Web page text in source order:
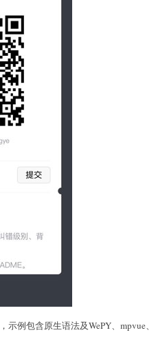
，示例包含原生语法及WePY、mpvue、